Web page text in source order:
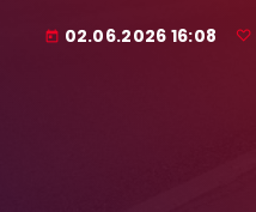
today 02.06.2026 16:08